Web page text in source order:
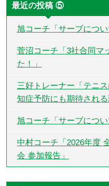
最近の投稿 ⑤
旭コーチ「サーブにつ
菅沼コーチ「3社合同マ
た！」
三好トレーナー「テニ
知症予防にも期待される
旭コーチ「サーブにつ
中村コーチ「2026年度
会 参加報告」